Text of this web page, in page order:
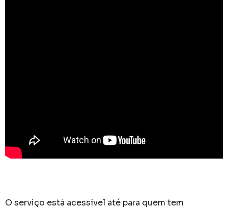
O serviço está acessível até para quem tem